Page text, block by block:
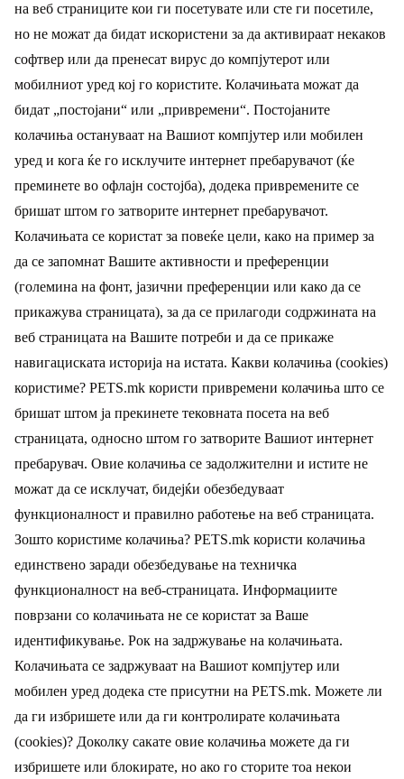
на веб страниците кои ги посетувате или сте ги посетиле,
но не можат да бидат искористени за да активираат некаков
софтвер или да пренесат вирус до компјутерот или
мобилниот уред кој го користите. Колачињата можат да
бидат „постојани“ или „привремени“. Постојаните
колачиња остануваат на Вашиот компјутер или мобилен
уред и кога ќе го исклучите интернет пребарувачот (ќе
преминете во офлајн состојба), додека привремените се
бришат штом го затворите интернет пребарувачот.
Колачињата се користат за повеќе цели, како на пример за
да се запомнат Вашите активности и преференции
(големина на фонт, јазични преференции или како да се
прикажува страницата), за да се прилагоди содржината на
веб страницата на Вашите потреби и да се прикаже
навигациската историја на истата. Какви колачиња (cookies)
користиме? PETS.mk користи привремени колачиња што се
бришат штом ја прекинете тековната посета на веб
страницата, односно штом го затворите Вашиот интернет
пребарувач. Овие колачиња се задолжителни и истите не
можат да се исклучат, бидејќи обезбедуваат
функционалност и правилно работење на веб страницата.
Зошто користиме колачиња? PETS.mk користи колачиња
единствено заради обезбедување на техничка
функционалност на веб-страницата. Информациите
поврзани со колачињата не се користат за Ваше
идентификување. Рок на задржување на колачињата.
Колачињата се задржуваат на Вашиот компјутер или
мобилен уред додека сте присутни на PETS.mk. Можете ли
да ги избришете или да ги контролирате колачињата
(cookies)? Доколку сакате овие колачиња можете да ги
избришете или блокирате, но ако го сторите тоа некои